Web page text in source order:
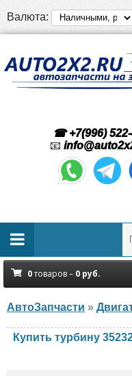
Валюта:
☎ +7(996)
📧
0товаров – 0 руб.
АвтоЗапчасти »
Купить турбину